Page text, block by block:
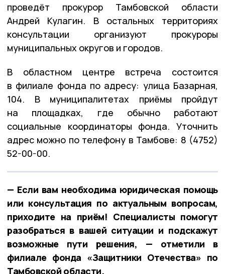
проведёт прокурор Тамбовской области
Андрей Кулагин. В остальных территориях
консультации организуют прокуроры
муниципальных округов и городов.
В областном центре встреча состоится
в филиале фонда по адресу: улица Базарная,
104. В муниципалитетах приёмы пройдут
на площадках, где обычно работают
социальные координаторы фонда. Уточнить
адрес можно по телефону в Тамбове: 8 (4752)
52-00-00.
— Если вам необходима юридическая помощь
или консультация по актуальным вопросам,
приходите на приём! Специалисты помогут
разобраться в вашей ситуации и подскажут
возможные пути решения, — отметили в
филиале фонда «Защитники Отечества» по
Тамбовской области.